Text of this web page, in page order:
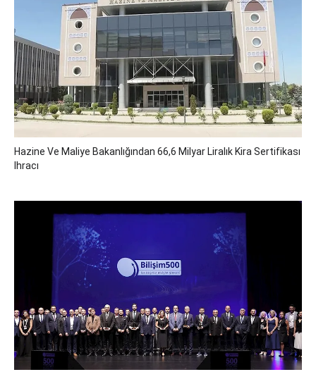
Hazine Ve Maliye Bakanlığından 66,6 Milyar Liralık Kira Sertifikası
Ihracı